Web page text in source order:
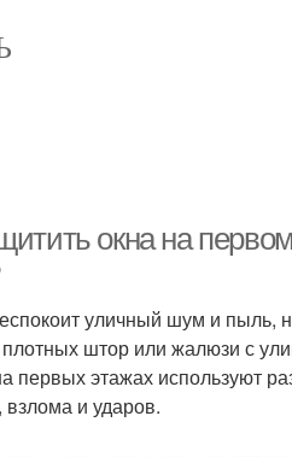
окна на
уличный шум и пыль,
штор или жалюзи с
первых этажах используют
и ударов.